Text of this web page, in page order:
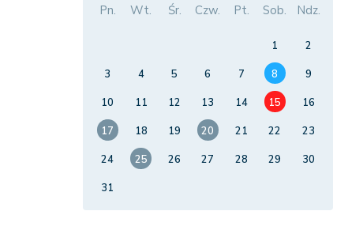
Pn. Wt. Śr. Czw. Pt. Sob. Ndz.
1
2
3
4 5 6 7 8
9
10
11 12 13 14 15
16
17
18 19 20 21 22
23
24
25 26 27 28 29
30
31